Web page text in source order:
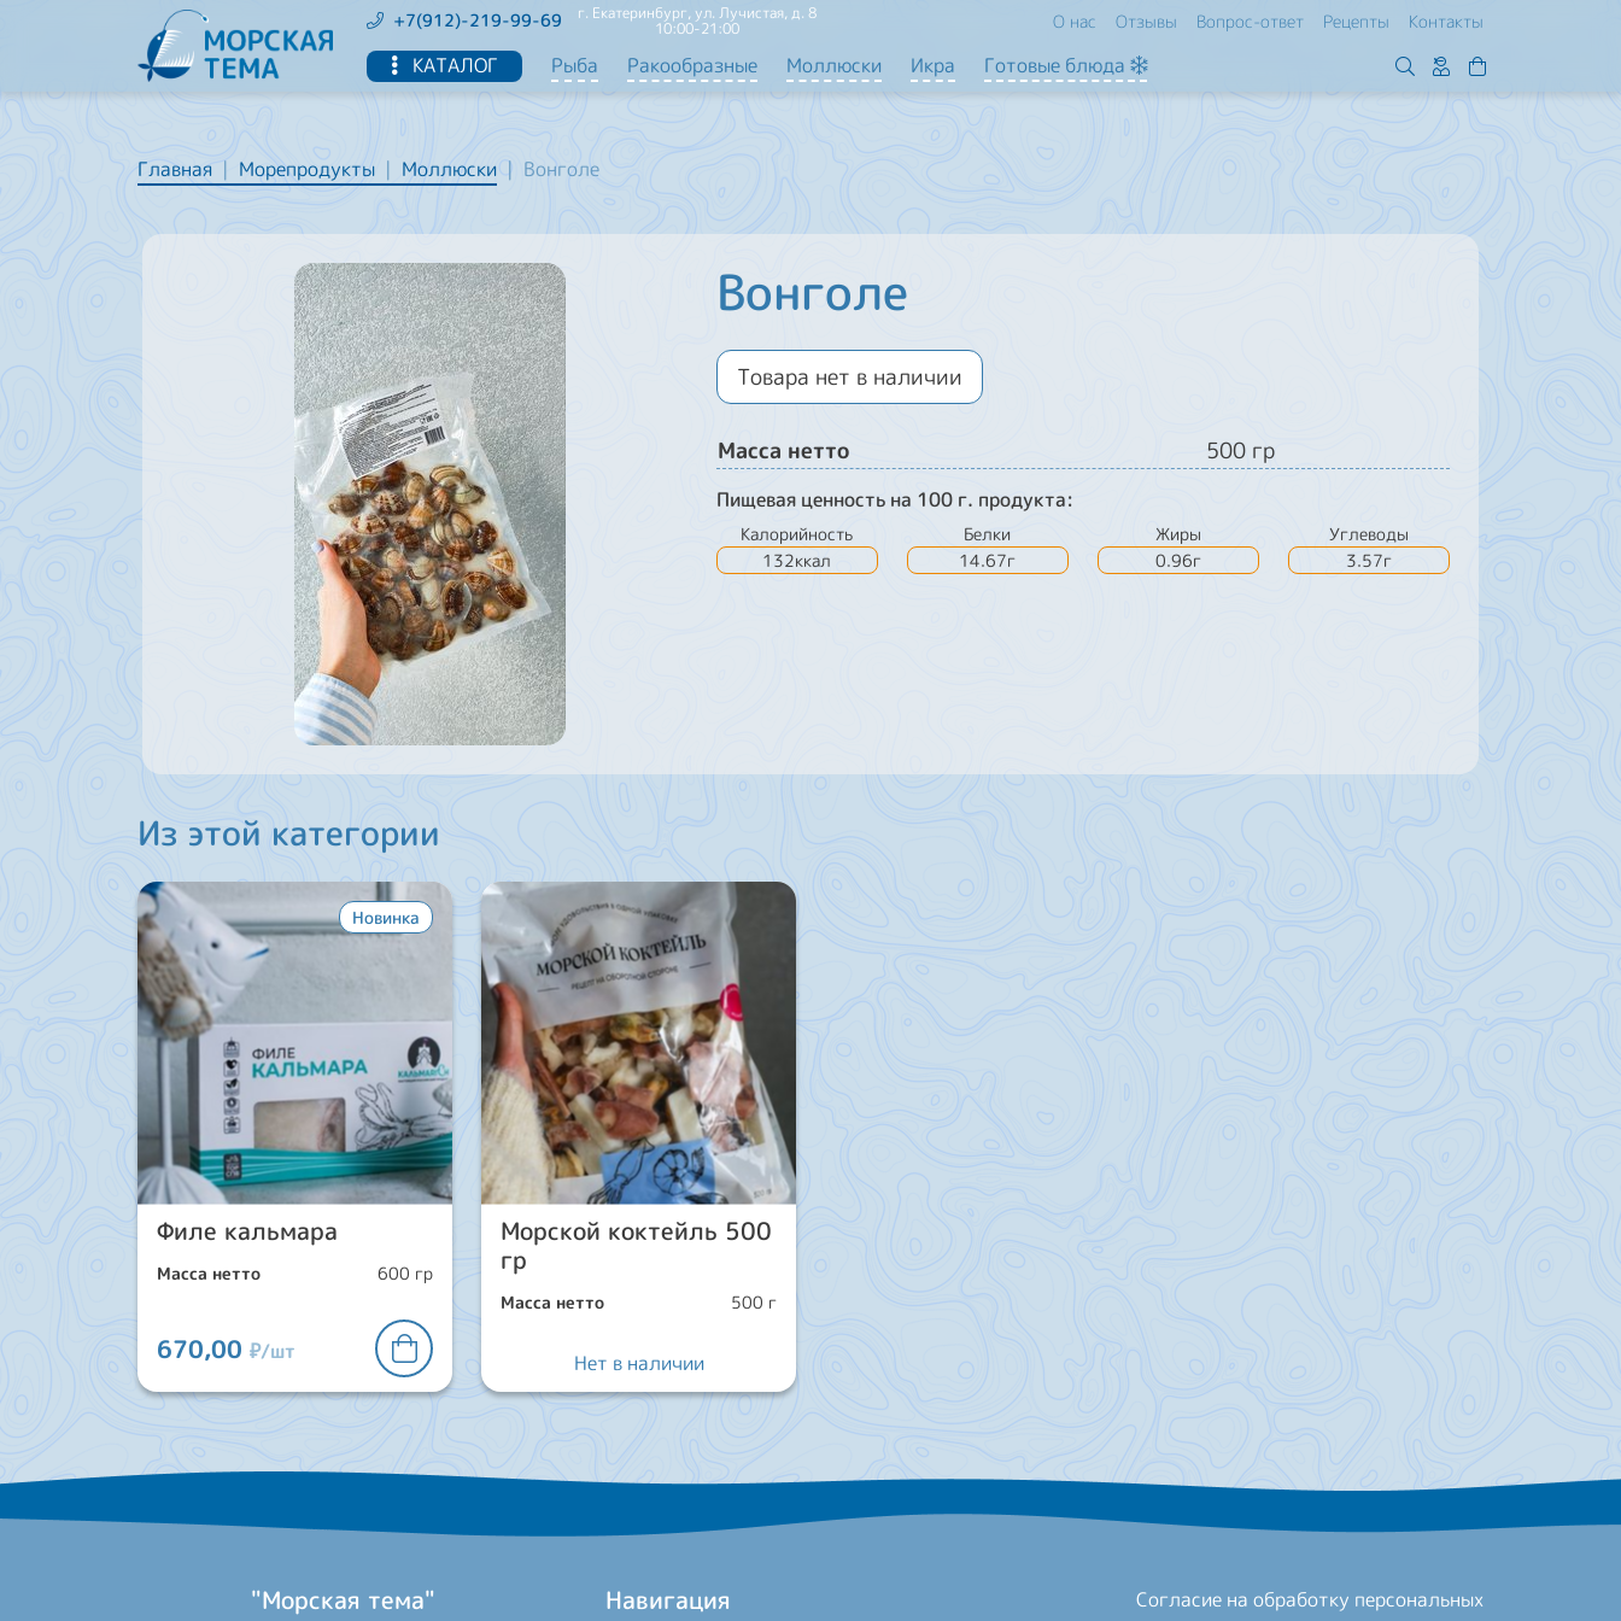
+7(912)-219-99-69 г. Екатеринбург, ул. Лучистая, д. 8
10:00-21:00 О нас Отзывы Вопрос-ответ Рецепты Контакты
КАТАЛОГ Рыба Ракообразные Моллюски Икра Готовые блюда
Главная Морепродукты Моллюски Вонголе
Вонголе
Товара нет в наличии
Масса нетто 500 гр
Пищевая ценность на 100 г. продукта:
Калорийность
132ккал
Белки
14.67г
Жиры
0.96г
Углеводы
3.57г
Из этой категории
Новинка
Филе кальмара
Масса нетто 600 гр
670,00 ₽/шт
Морской коктейль 500
гр
Масса нетто 500 г
Нет в наличии
"Морская тема" Навигация
Согласие на обработку персональных